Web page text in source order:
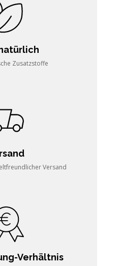
Zusatzstoffe
Versand
Verhältnis